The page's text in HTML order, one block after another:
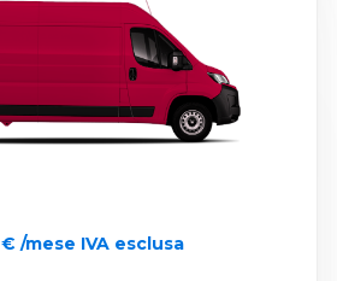
€ /mese IVA esclusa